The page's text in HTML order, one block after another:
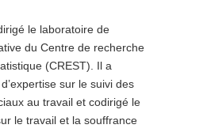
le laboratoire de
du Centre de recherche
(CREST). Il a
sur le suivi des
au travail et codirigé le
le travail et la souffrance